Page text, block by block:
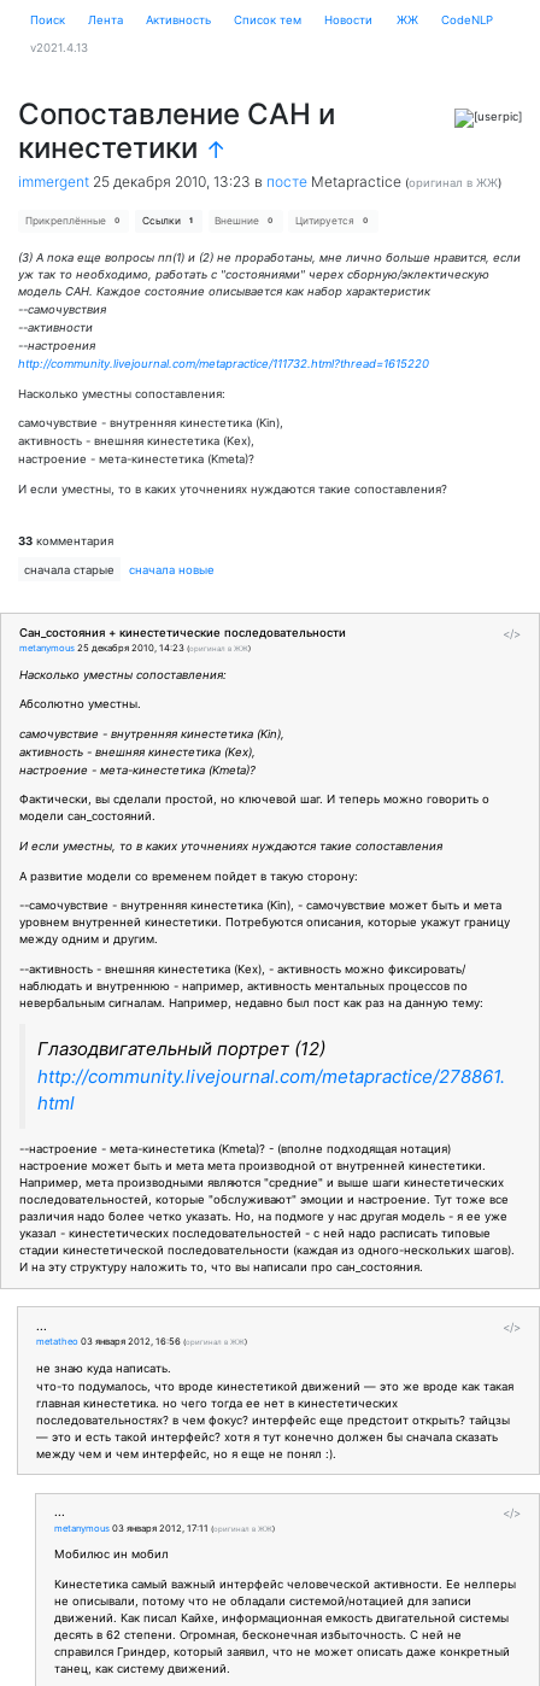
Поиск Лента Активность Cписок тем Новости ЖЖ CodeNLP
v2021.4.13
Сопоставление САН и
кинестетики ↑
immergent 25 декабря 2010, 13:23 в посте Metapractice (оригинал в ЖЖ)
Прикреплённые 0 Ссылки 1 Внешние 0 Цитируется 0
(3) А пока еще вопросы пп(1) и (2) не проработаны, мне лично больше нравится, если
уж так то необходимо, работать с "состояниями" черех сборную/эклектическую
модель САН. Каждое состояние описывается как набор характеристик
--самочувствия
--активности
--настроения
http://community.livejournal.com/metapractice/111732.html?thread=1615220
Насколько уместны сопоставления:
самочувствие - внутренняя кинестетика (Kin),
активность - внешняя кинестетика (Kex),
настроение - мета-кинестетика (Kmeta)?
И если уместны, то в каких уточнениях нуждаются такие сопоставления?
33 комментария
сначала старые сначала новые
</>
Сан_состояния + кинестетические последовательности
metanymous 25 декабря 2010, 14:23 (оригинал в ЖЖ)
Насколько уместны сопоставления:
Абсолютно уместны.
самочувствие - внутренняя кинестетика (Kin),
активность - внешняя кинестетика (Kex),
настроение - мета-кинестетика (Kmeta)?
Фактически, вы сделали простой, но ключевой шаг. И теперь можно говорить о
модели сан_состояний.
И если уместны, то в каких уточнениях нуждаются такие сопоставления
А развитие модели со временем пойдет в такую сторону:
--самочувствие - внутренняя кинестетика (Kin), - самочувствие может быть и мета
уровнем внутренней кинестетики. Потребуются описания, которые укажут границу
между одним и другим.
--активность - внешняя кинестетика (Kex), - активность можно фиксировать/
наблюдать и внутреннюю - например, активность ментальных процессов по
невербальным сигналам. Например, недавно был пост как раз на данную тему:
Глазодвигательный портрет (12)
http://community.livejournal.com/metapractice/278861.
html
--настроение - мета-кинестетика (Kmeta)? - (вполне подходящая нотация)
настроение может быть и мета мета производной от внутренней кинестетики.
Например, мета производными являются "средние" и выше шаги кинестетических
последовательностей, которые "обслуживают" эмоции и настроение. Тут тоже все
различия надо более четко указать. Но, на подмоге у нас другая модель - я ее уже
указал - кинестетических последовательностей - с ней надо расписать типовые
стадии кинестетической последовательности (каждая из одного-нескольких шагов).
И на эту структуру наложить то, что вы написали про сан_состояния.
</>
...
metatheo 03 января 2012, 16:56 (оригинал в ЖЖ)
не знаю куда написать.
что-то подумалось, что вроде кинестетикой движений — это же вроде как такая
главная кинестетика. но чего тогда ее нет в кинестетических
последовательностях? в чем фокус? интерфейс еще предстоит открыть? тайцзы
— это и есть такой интерфейс? хотя я тут конечно должен бы сначала сказать
между чем и чем интерфейс, но я еще не понял :).
</>
...
metanymous 03 января 2012, 17:11 (оригинал в ЖЖ)
Мобилюс ин мобил
Кинестетика самый важный интерфейс человеческой активности. Ее нелперы
не описывали, потому что не обладали системой/нотацией для записи
движений. Как писал Кайхе, информационная емкость двигательной системы
десять в 62 степени. Огромная, бесконечная избыточность. С ней не
справился Гриндер, который заявил, что не может описать даже конкретный
танец, как систему движений.